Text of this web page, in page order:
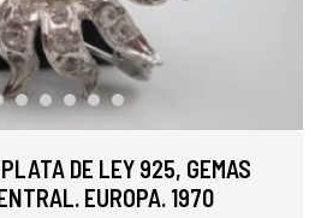
DE LEY 925, GEMAS
EUROPA. 1970